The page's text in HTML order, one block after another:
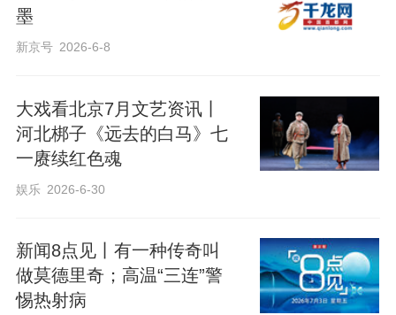
墨
新京号 2026-6-8
大戏看北京7月文艺资讯丨
河北梆子《远去的白马》七
一赓续红色魂
娱乐 2026-6-30
新闻8点见丨有一种传奇叫
做莫德里奇；高温“三连”警
惕热射病